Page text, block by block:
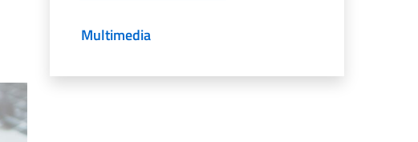
Multimedia